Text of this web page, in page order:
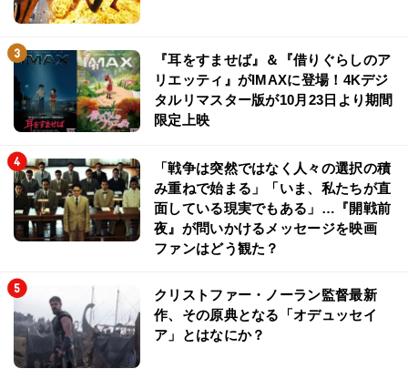
『耳をすませば』＆『借りぐらしのア
リエッティ』がIMAXに登場！4Kデジ
タルリマスター版が10月23日より期間
限定上映
「戦争は突然ではなく人々の選択の積
み重ねで始まる」「いま、私たちが直
面している現実でもある」…『開戦前
夜』が問いかけるメッセージを映画
ファンはどう観た？
クリストファー・ノーラン監督最新
作、その原典となる「オデュッセイ
ア」とはなにか？